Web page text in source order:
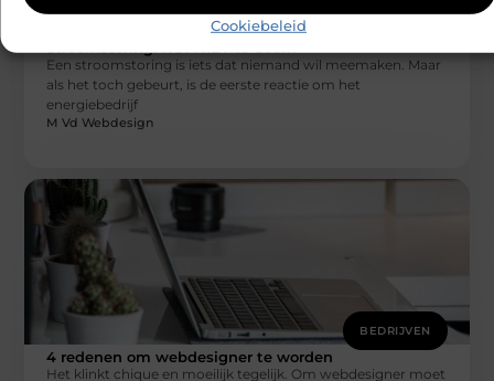
Cookiebeleid
Een stroomstoring is iets dat niemand wil meemaken. Maar
als het toch gebeurt, is de eerste reactie om het
energiebedrijf
M Vd Webdesign
BEDRIJVEN
4 redenen om webdesigner te worden
Het klinkt chique en moeilijk tegelijk. Om webdesigner moet